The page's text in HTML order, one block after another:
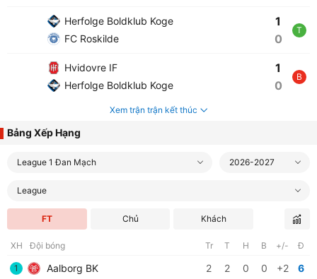
Herfolge Boldklub Koge
FC Roskilde
1
0
T
Hvidovre IF
Herfolge Boldklub Koge
1
0
B
Xem trận trận kết thúc
Bảng Xếp Hạng
League 1 Đan Mạch 2026-2027
League
FT Chủ Khách
XH Đội bóng Tr T H B +/- Đ
1 Aalborg BK 2 2 0 0 +2 6